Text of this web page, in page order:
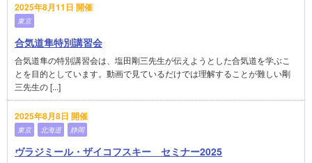
2025年8月11日 開催
東京
合気道隼特別講習会
合気道隼の特別講習会は、塩田剛三先生が伝えようとした合気道を学ぶこ
とを目的としています。動画で見ているだけでは理解することが難しい剛
三先生の [...]
2025年8月8日 開催
東京 北海道 静岡
ヴラジミール・ザイコフスキー セミナー2025